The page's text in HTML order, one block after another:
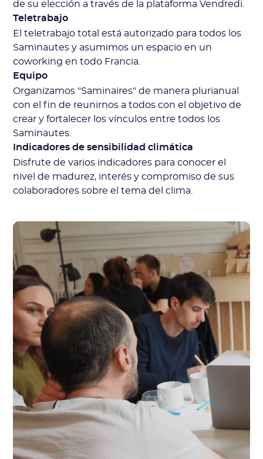
de su elección a través de la plataforma Vendredi.
Teletrabajo
El teletrabajo total está autorizado para todos los
Saminautes y asumimos un espacio en un
coworking en todo Francia.
Equipo
Organizamos "Saminaires" de manera plurianual
con el fin de reunirnos a todos con el objetivo de
crear y fortalecer los vínculos entre todos los
Saminautes.
Indicadores de sensibilidad climática
Disfrute de varios indicadores para conocer el
nivel de madurez, interés y compromiso de sus
colaboradores sobre el tema del clima.